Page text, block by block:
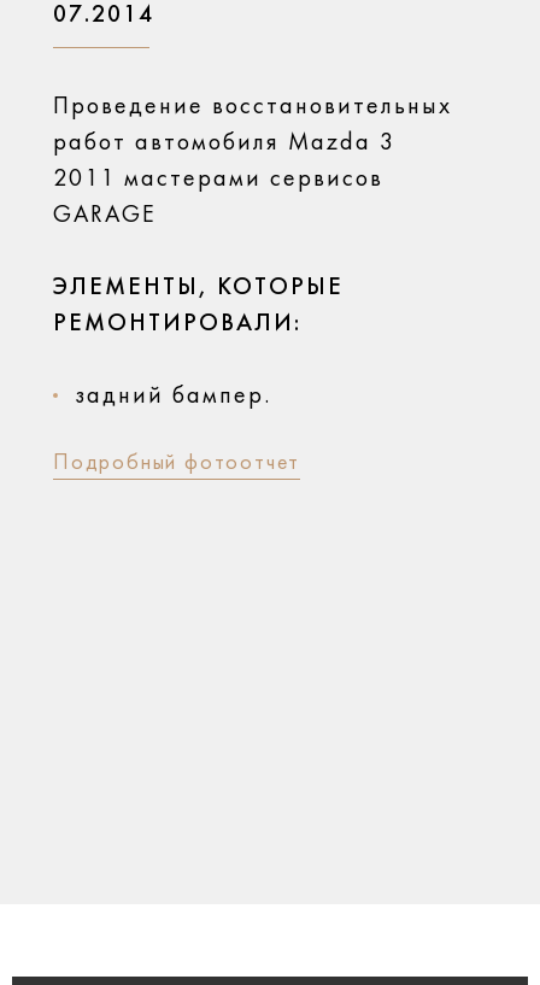
07.2014
Проведение восстановительных
работ автомобиля Mazda 3
2011 мастерами сервисов
GARAGE
ЭЛЕМЕНТЫ, КОТОРЫЕ
РЕМОНТИРОВАЛИ:
задний бампер.
Подробный фотоотчет